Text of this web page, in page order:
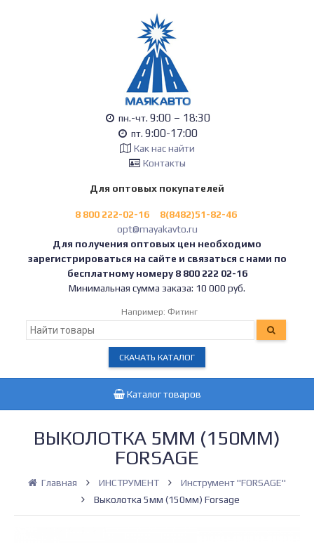
пн.-чт. 9:00 – 18:30
пт. 9:00-17:00
Как нас найти
Контакты
Для оптовых покупателей
8 800 222-02-16
8(8482)51-82-46
opt@mayakavto.ru
Для получения оптовых цен необходимо
зарегистрироваться на сайте и связаться с нами по
бесплатному номеру 8 800 222 02-16
Минимальная сумма заказа: 10 000 руб.
Например: Фитинг
СКАЧАТЬ КАТАЛОГ
Каталог товаров
ВЫКОЛОТКА 5ММ (150ММ)
FORSAGE
Главная ИНСТРУМЕНТ
Инструмент "FORSAGE"
Выколотка 5мм (150мм) Forsage